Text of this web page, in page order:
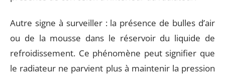
Autre signe à surveiller : la présence de bulles d’air
ou de la mousse dans le réservoir du liquide de
refroidissement. Ce phénomène peut signifier que
le radiateur ne parvient plus à maintenir la pression